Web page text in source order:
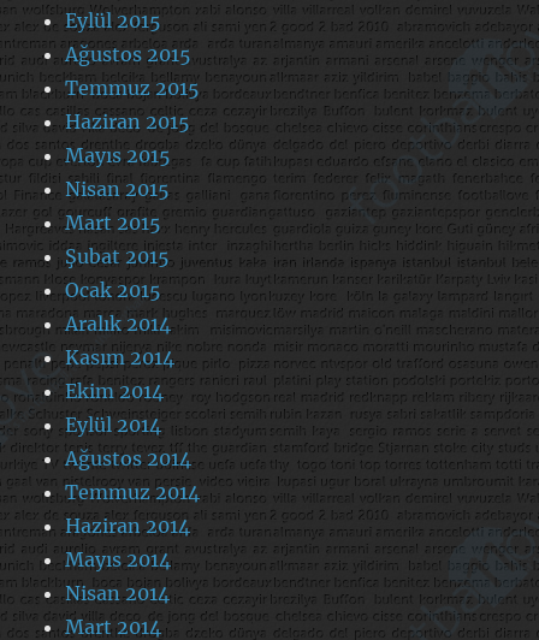
Eylül 2015
Ağustos 2015
Temmuz 2015
Haziran 2015
Mayıs 2015
Nisan 2015
Mart 2015
Şubat 2015
Ocak 2015
Aralık 2014
Kasım 2014
Ekim 2014
Eylül 2014
Ağustos 2014
Temmuz 2014
Haziran 2014
Mayıs 2014
Nisan 2014
Mart 2014